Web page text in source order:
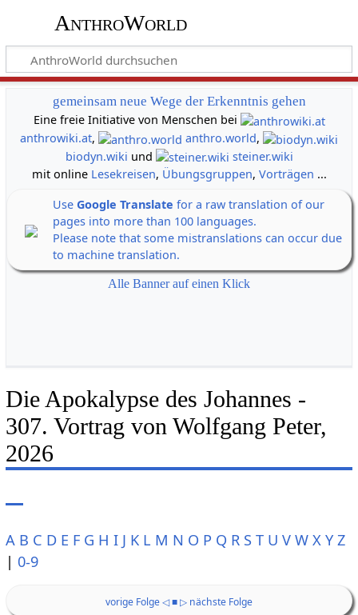
AnthroWorld
gemeinsam neue Wege der Erkenntnis gehen
Eine freie Initiative von Menschen bei
anthrowiki.at, anthro.world,
biodyn.wiki und
steiner.wiki
mit online Lesekreisen, Übungsgruppen, Vorträgen ...
Use Google Translate for a raw translation of our
pages into more than 100 languages.
Please note that some mistranslations can occur due
to machine translation.
Alle Banner auf einen Klick
Die Apokalypse des Johannes -
307. Vortrag von Wolfgang Peter,
2026
A B C D E F G H I J K L M N O P Q R S T U V W X Y Z
| 0-9
vorige Folge ◁■▷ nächste Folge